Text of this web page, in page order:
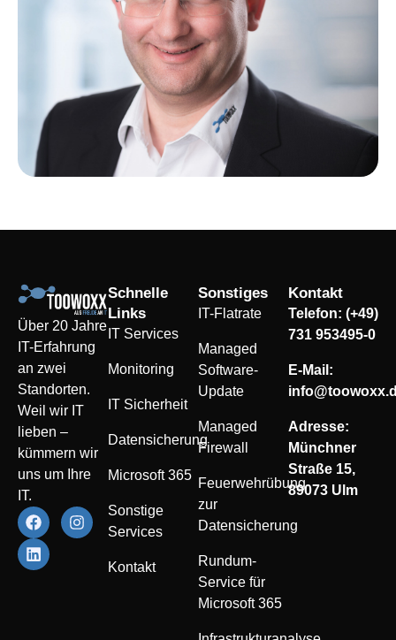
Über 20 Jahre
IT-Erfahrung
an zwei
Standorten.
Weil wir IT
lieben –
kümmern wir
uns um Ihre
IT.
Schnelle
Links
IT Services
Monitoring
IT Sicherheit
Datensicherung
Microsoft 365
Sonstige
Services
Kontakt
Sonstiges
IT-Flatrate
Managed
Software-
Update
Managed
Firewall
Feuerwehrübung
zur
Datensicherung
Rundum-
Service für
Microsoft 365
Kontakt
Telefon: (+49)
731 953495-0
E-Mail:
Adresse:
Münchner
Straße 15,
89073 Ulm